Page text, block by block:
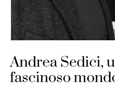
Andrea Sedici,
fascinoso